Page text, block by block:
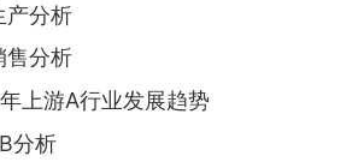
产分析
售分析
上游A行业发展趋势
分析